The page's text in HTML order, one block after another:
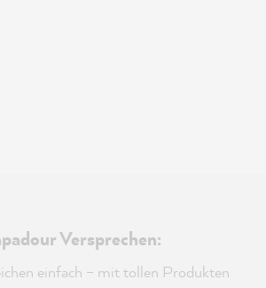
Versprechen:
einfach – mit tollen Produkten